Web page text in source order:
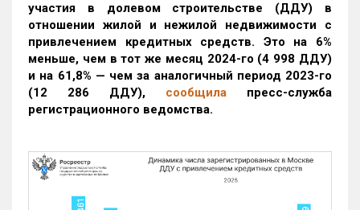
участия в долевом строительстве (ДДУ) в
отношении жилой и нежилой недвижимости с
привлечением кредитных средств. Это на 6%
меньше, чем в тот же месяц 2024-го (4 998 ДДУ)
и на 61,8% — чем за аналогичный период 2023-го
(12 286 ДДУ), сообщила пресс-служба
регистрационного ведомства.